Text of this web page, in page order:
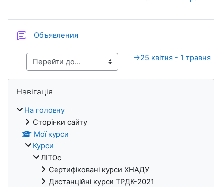
Объявления
→25 квітня - 1 травня
Навігація
На головну
Сторінки сайту
Мої курси
Курси
ЛІТОс
Сертифіковані курси ХНАДУ
Дистанційні курси ТРДК-2021